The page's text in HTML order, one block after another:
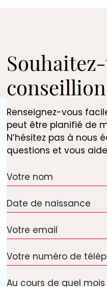
Renseignez-vous
peut être planifié de
N’hésitez pas à nous
questions et vous
Votre
nom
Date
de
Votre
email
Votre
numéro
Au